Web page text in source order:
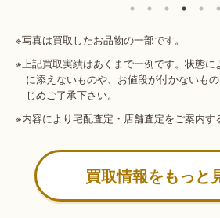
※写真は買取したお品物の一部です。
※上記買取実績はあくまで一例です。状態
に添えないものや、お値段が付かないも
じめご了承下さい。
※内容により宅配査定・店舗査定をご案内す
買取情報をもっと